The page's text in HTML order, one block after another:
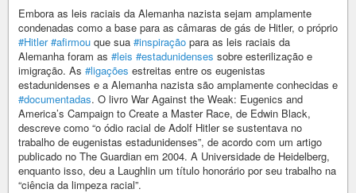
Embora as leis raciais da Alemanha nazista sejam amplamente
condenadas como a base para as câmaras de gás de Hitler, o próprio
#Hitler #afirmou que sua #inspiração para as leis raciais da
Alemanha foram as #leis #estadunidenses sobre esterilização e
imigração. As #ligações estreitas entre os eugenistas
estadunidenses e a Alemanha nazista são amplamente conhecidas e
#documentadas. O livro War Against the Weak: Eugenics and
America’s Campaign to Create a Master Race, de Edwin Black,
descreve como “o ódio racial de Adolf Hitler se sustentava no
trabalho de eugenistas estadunidenses”, de acordo com um artigo
publicado no The Guardian em 2004. A Universidade de Heidelberg,
enquanto isso, deu a Laughlin um título honorário por seu trabalho na
“ciência da limpeza racial”.